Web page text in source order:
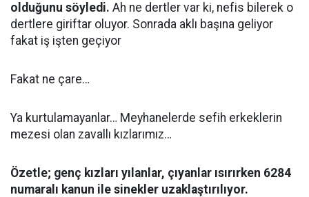
olduğunu söyledi. Ah ne dertler var ki, nefis bilerek o
dertlere giriftar oluyor. Sonrada aklı başına geliyor
fakat iş işten geçiyor
Fakat ne çare…
Ya kurtulamayanlar… Meyhanelerde sefih erkeklerin
mezesi olan zavallı kızlarımız…
Özetle; genç kızları yılanlar, çıyanlar ısırırken 6284
numaralı kanun ile sinekler uzaklaştırılıyor.